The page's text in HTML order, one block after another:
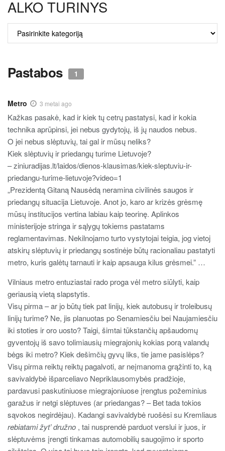
ALKO TURINYS
TURINYS
Pastabos 1
Metro 3 metai ago
Kažkas pasakė, kad ir kiek tų cetrų pastatysi, kad ir kokia
technika aprūpinsi, jei nebus gydytojų, iš jų naudos nebus.
O jei nebus slėptuvių, tai gal ir mūsų neliks?
Kiek slėptuvių ir priedangų turime Lietuvoje?
– ziniuradijas.lt/laidos/dienos-klausimas/kiek-sleptuviu-ir-
priedangu-turime-lietuvoje?video=1
„Prezidentą Gitaną Nausėdą neramina civilinės saugos ir
priedangų situacija Lietuvoje. Anot jo, karo ar krizės grėsmę
mūsų institucijos vertina labiau kaip teorinę. Aplinkos
ministerijoje stringa ir sąlygų tokiems pastatams
reglamentavimas. Nekilnojamo turto vystytojai teigia, jog vietoj
atskirų slėptuvių ir priedangų sostinėje būtų racionaliau pastatyti
metro, kuris galėtų tarnauti ir kaip apsauga kilus grėsmei.” …
Vilniaus metro entuziastai rado proga vėl metro siūlyti, kaip
geriausią vietą slapstytis.
Visų pirma – ar jo būtų tiek pat linijų, kiek autobusų ir troleibusų
linijų turime? Ne, jis planuotas po Senamiesčiu bei Naujamiesčiu
iki stoties ir oro uosto? Taigi, šimtai tūkstančių apšaudomų
gyventojų iš savo tolimiausių miegrajonių kokias porą valandų
bėgs iki metro? Kiek dešimčių gyvų liks, tie jame pasislėps?
Visų pirma reiktų reiktų pagalvoti, ar neįmanoma grąžinti to, ką
savivaldybė išparceliavo Nepriklausomybės pradžioje,
pardavusi paskutiniuose miegrajoniuose įrengtus požeminius
garažus ir netgi slėptuves (ar priedangas? – Bet tada tokios
sąvokos negirdėjau). Kadangi savivaldybė ruošėsi su Kremliaus
rebiatami žyt’ družno , tai nusprendė parduot verslui ir juos, ir
slėptuvėms įrengti tinkamas automobilių saugojimo ir sporto